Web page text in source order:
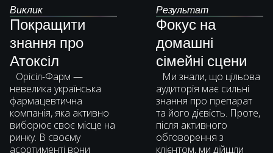
Виклик
Покращити
знання про
Атоксіл
Орісіл-Фарм —
невелика українська
фармацевтична
компанія, яка активно
виборює своє місце на
ринку. В своєму
асортименті вони
Результат
Фокус на
домашні
сімейні сцени
Ми знали, що цільова
аудиторія має сильні
знання про препарат
та його дієвість. Проте,
після активного
обговорення з
клієнтом, ми дійшли